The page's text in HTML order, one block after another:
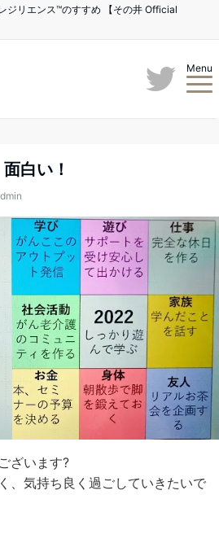
ジリエンス™のすすめ 【その井 Official
Menu
白い！
ざいます?
、気持ち良く過ごしていきたいで